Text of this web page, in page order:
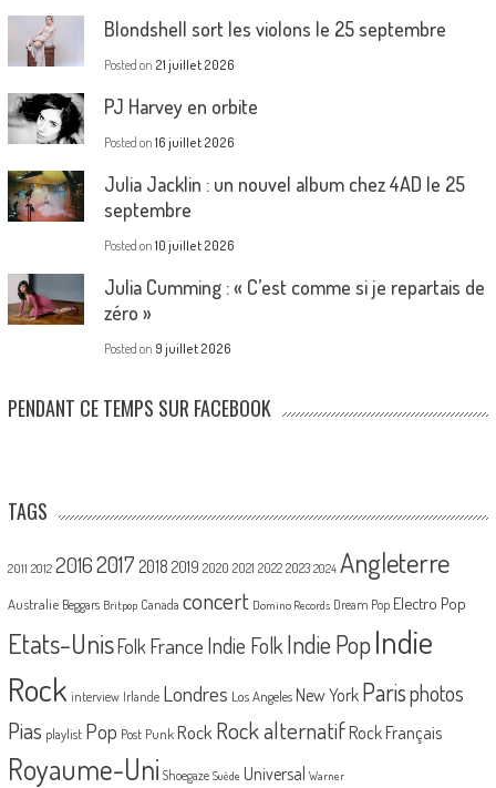
Blondshell sort les violons le 25 septembre
Posted on 21 juillet 2026
PJ Harvey en orbite
Posted on 16 juillet 2026
Julia Jacklin : un nouvel album chez 4AD le 25
septembre
Posted on 10 juillet 2026
Julia Cumming : « C’est comme si je repartais de
zéro »
Posted on 9 juillet 2026
PENDANT CE TEMPS SUR FACEBOOK
TAGS
2011 2012 20162017 2018 2019 2020 2021 2022 2023 2024 Angleterre
Australie Beggars Britpop Canada concert Domino Records Dream Pop Electro Pop
Etats-UnisFolk France Indie Folk Indie PopIndie
Rock interview Irlande Londres Los Angeles New York Parisphotos
Pias playlist Pop Post Punk Rock Rock alternatif Rock Français
Royaume-Uni Shoegaze Suède Universal Warner